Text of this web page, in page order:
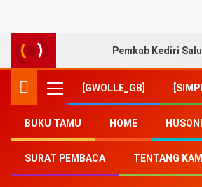
Pemkab Kediri
[GWOLLE_GB]
BUKU TAMU HOME
SURAT PEMBACA TENTANG KAMI
Home-Artikel-Granostic Ajak
Lakukan Vaksinasi Flu Tahunan:
Serius Influenza